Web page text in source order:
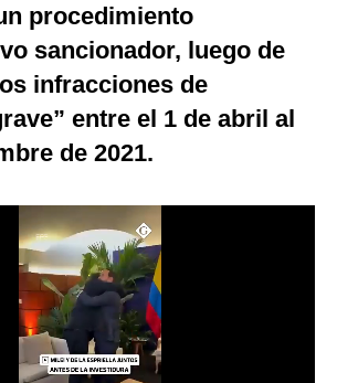
procedimiento
sancionador, luego de
infracciones de
entre el 1 de abril al
de 2021.